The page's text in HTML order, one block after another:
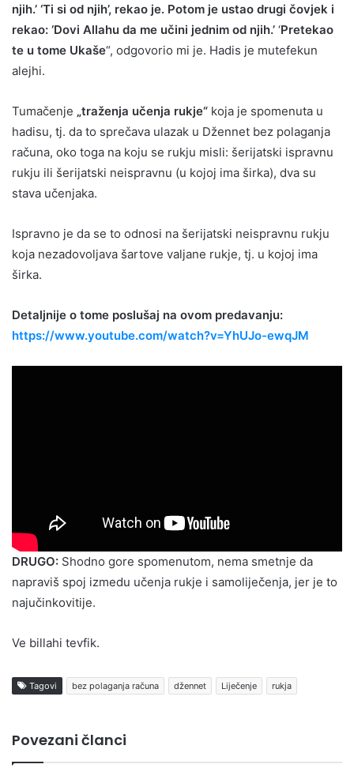
njih.’ ‘Ti si od njih’, rekao je. Potom je ustao drugi čovjek i
rekao: ‘Dovi Allahu da me učini jednim od njih.’ ‘Pretekao
te u tome Ukaše“, odgovorio mi je. Hadis je mutefekun
alejhi.
Tumačenje „traženja učenja rukje“ koja je spomenuta u
hadisu, tj. da to sprečava ulazak u Džennet bez polaganja
računa, oko toga na koju se rukju misli: šerijatski ispravnu
rukju ili šerijatski neispravnu (u kojoj ima širka), dva su
stava učenjaka.
Ispravno je da se to odnosi na šerijatski neispravnu rukju
koja nezadovoljava šartove valjane rukje, tj. u kojoj ima
širka.
Detaljnije o tome poslušaj na ovom predavanju:
https://www.youtube.com/watch?v=YhUJo-ewqJM
DRUGO: Shodno gore spomenutom, nema smetnje da
napraviš spoj izmedu učenja rukje i samoliječenja, jer je to
najučinkovitije.
Ve billahi tevfik.
Tagovi bez polaganja računa džennet Liječenje rukja
Povezani članci